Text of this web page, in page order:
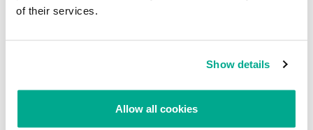
of their services.
Show details
Allow all cookies